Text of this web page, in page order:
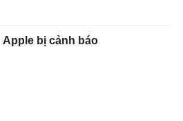
Apple bị cảnh báo